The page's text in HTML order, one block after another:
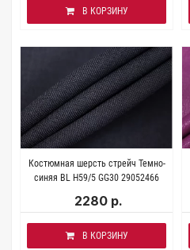
В КОРЗИНУ
Костюмная шерсть стрейч Темно-
синяя BL H59/5 GG30 29052466
2280 р.
В КОРЗИНУ